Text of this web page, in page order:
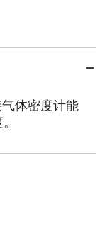
体密度计能